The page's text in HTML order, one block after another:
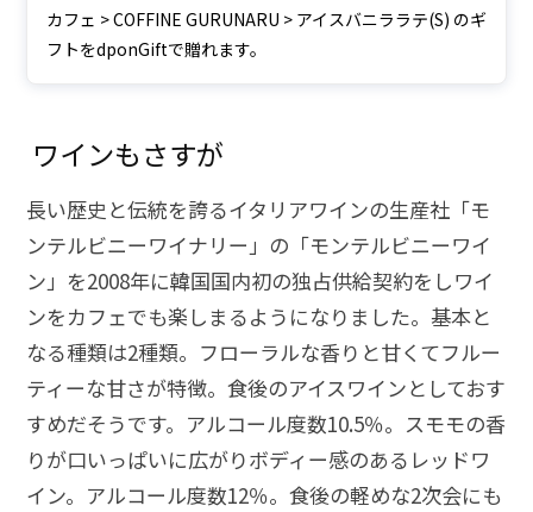
カフェ > COFFINE GURUNARU > アイスバニララテ(S) のギ
フトをdponGiftで贈れます。
ワインもさすが
長い歴史と伝統を誇るイタリアワインの生産社「モ
ンテルビニーワイナリー」の「モンテルビニーワイ
ン」を2008年に韓国国内初の独占供給契約をしワイ
ンをカフェでも楽しまるようになりました。基本と
なる種類は2種類。フローラルな香りと甘くてフルー
ティーな甘さが特徴。食後のアイスワインとしておす
すめだそうです。アルコール度数10.5％。スモモの香
りが口いっぱいに広がりボディー感のあるレッドワ
イン。アルコール度数12％。食後の軽めな2次会にも